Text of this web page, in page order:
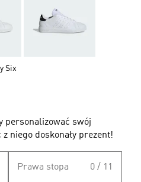
Six
personalizować swój
niego doskonały prezent!
Prawa stopa 0 / 11